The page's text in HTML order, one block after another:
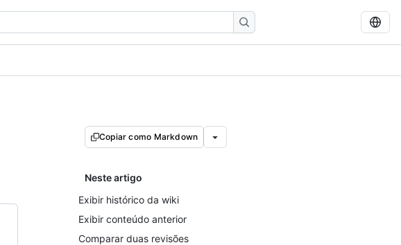
Copiar como Markdown
Neste artigo
Exibir histórico da wiki
Exibir conteúdo anterior
Comparar duas revisões